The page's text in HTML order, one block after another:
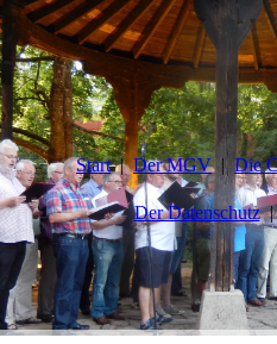
Start Der MGV Die
Der Datenschutz